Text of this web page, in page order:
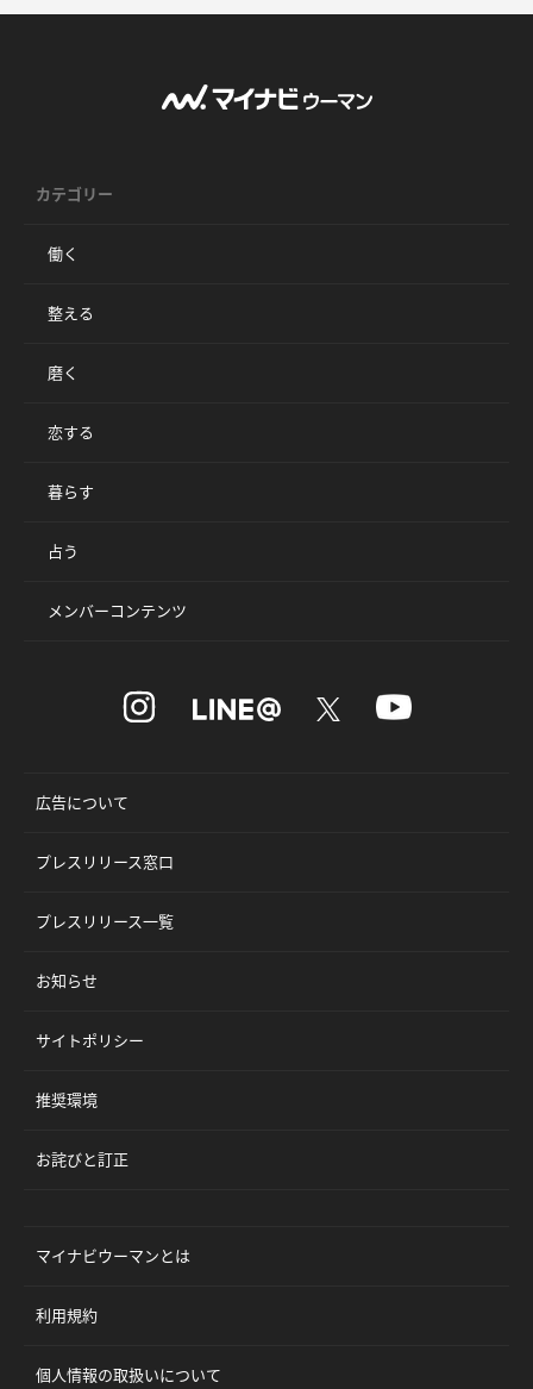
カテゴリー
働く
整える
磨く
恋する
暮らす
占う
メンバーコンテンツ
広告について
プレスリリース窓口
プレスリリース一覧
お知らせ
サイトポリシー
推奨環境
お詫びと訂正
マイナビウーマンとは
利用規約
個人情報の取扱いについて